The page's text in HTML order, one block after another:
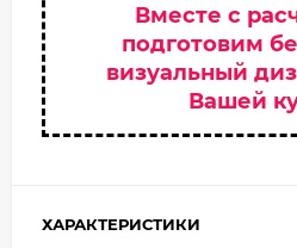
Вместе с
подготовим
визуальный
Вашей
ХАРАКТЕРИСТИКИ